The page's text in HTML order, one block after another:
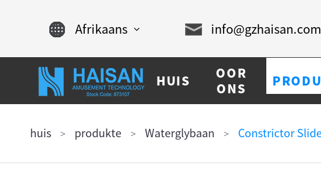
Afrikaans
Chinese
info@gzhaisan.com
HUIS
OOR
ONS
huis produkte Waterglybaan Constrictor